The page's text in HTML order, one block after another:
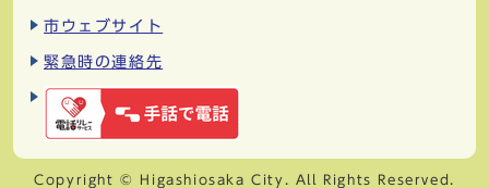
市ウェブサイト
緊急時の連絡先
Copyright © Higashiosaka City. All Rights Reserved.